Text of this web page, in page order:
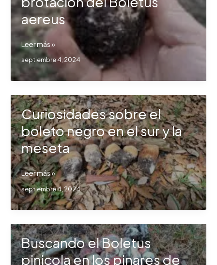
aereus
El
secreto
de
la
en
la
brotación
del
Boletus
aereus
Leer más »
septiembre 4, 2024
Curiosidades sobre el
boleto negro en el sur y la
meseta
Curiosidades
sobre
el
boleto
en
el
sur
Leer más »
septiembre 4, 2024
Buscando el Boletus
pinicola en los pinares de